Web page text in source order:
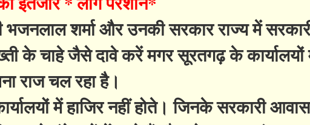
शर्मा और उनकी सरकार राज्य में
के चाहे जैसे दावे करें मगर सूरतगढ़ के कार्यालयों
राज चल रहा है।
में हाजिर नहीं होते। जिनके सरकारी